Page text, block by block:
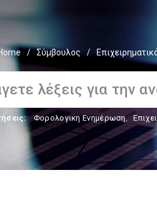
/ Σύμβουλος /
Φορολογικη Ενημέρωση,